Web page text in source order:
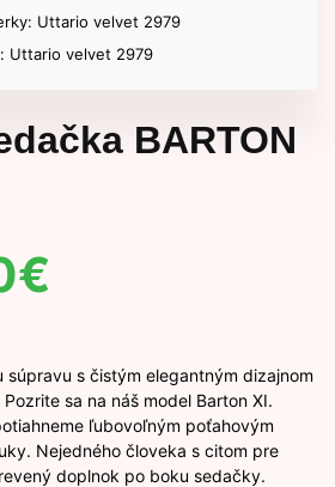
Uttario velvet 2979
Uttario velvet 2979
BARTON
€
súpravu s čistým elegantným dizajnom
sa na náš model Barton XI.
ľubovoľným poťahovým
Nejedného človeka s citom pre
doplnok po boku sedačky.